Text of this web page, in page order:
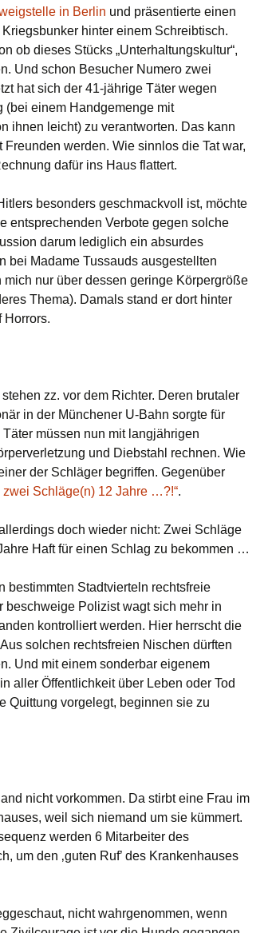
in Berlin und präsentierte einen
hinter einem Schreibtisch.
ob dieses Stücks „Unterhaltungskultur“,
Und schon Besucher Numero zwei
hat sich der 41-jährige Täter wegen
(bei einem Handgemenge mit
ihnen leicht) zu verantworten. Das kann
werden. Wie sinnlos die Tat war,
dafür ins Haus flattert.
besonders geschmackvoll ist, möchte
entsprechenden Verbote gegen solche
darum lediglich ein absurdes
bei Madame Tussauds ausgestellten
nur über dessen geringe Körpergröße
Thema). Damals stand er dort hinter
Horrors.
zz. vor dem Richter. Deren brutaler
in der Münchener U-Bahn sorgte für
müssen nun mit langjährigen
und Diebstahl rechnen. Wie
der Schläger begriffen. Gegenüber
zwei Schläge(n) 12 Jahre …?!“.
doch wieder nicht: Zwei Schläge
Haft für einen Schlag zu bekommen …
bestimmten Stadtvierteln rechtsfreie
beschweige Polizist wagt sich mehr in
kontrolliert werden. Hier herrscht die
solchen rechtsfreien Nischen dürften
Und mit einem sonderbar eigenem
aller Öffentlichkeit über Leben oder Tod
Quittung vorgelegt, beginnen sie zu
nicht vorkommen. Da stirbt eine Frau im
weil sich niemand um sie kümmert.
werden 6 Mitarbeiter des
um den ‚guten Ruf’ des Krankenhauses
nicht wahrgenommen, wenn